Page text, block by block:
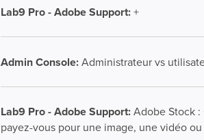
Lab9 Pro - Adobe Support:+
Admin Console:Administrateur vs
Lab9 Pro - Adobe Support:Adobe Stock
payez-vous pour une image, une vidéo